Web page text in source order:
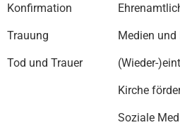
Konfirmation
Trauung
Tod und Trauer
Medien
(Wieder-
Kirche
Soziale